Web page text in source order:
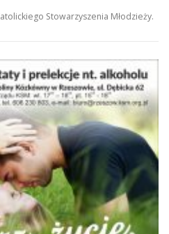
Stowarzyszenia Młodzieży.